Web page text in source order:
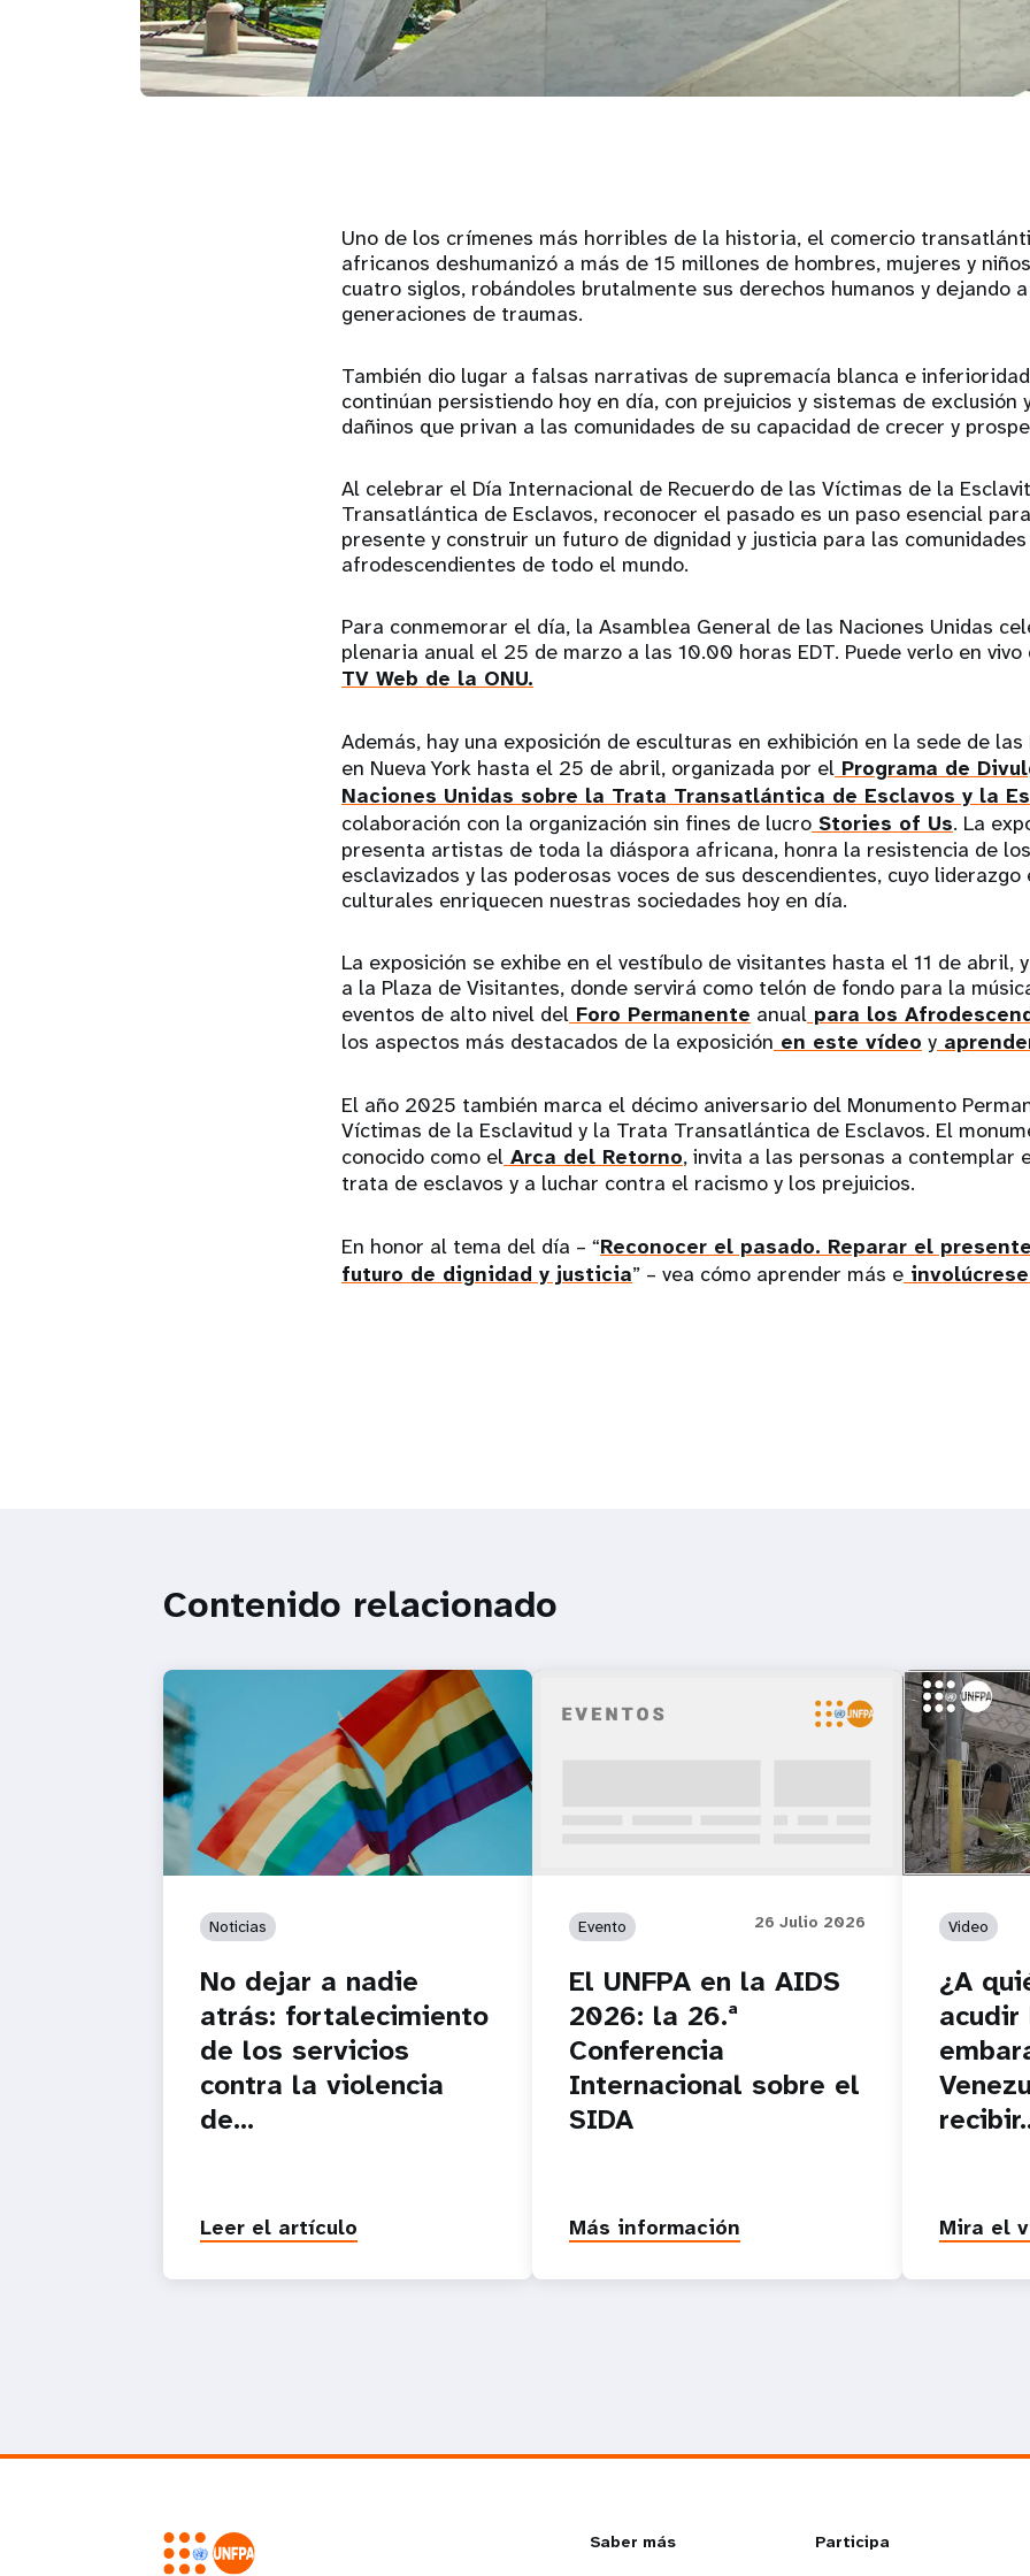
Uno de los crímenes más horribles de la historia, el comercio
africanos deshumanizó a más de 15 millones de hombres, mujeres y
cuatro siglos, robándoles brutalmente sus derechos humanos y dejando
generaciones de traumas.
También dio lugar a falsas narrativas de supremacía blanca e
continúan persistiendo hoy en día, con prejuicios y sistemas de exclusión
dañinos que privan a las comunidades de su capacidad de crecer y
Al celebrar el Día Internacional de Recuerdo de las Víctimas de la
Transatlántica de Esclavos, reconocer el pasado es un paso esencial
presente y construir un futuro de dignidad y justicia para las comunidades
afrodescendientes de todo el mundo.
Para conmemorar el día, la Asamblea General de las Naciones Unidas
plenaria anual el 25 de marzo a las 10.00 horas EDT. Puede verlo en
TV Web de la ONU.
Además, hay una exposición de esculturas en exhibición en la sede de las
en Nueva York hasta el 25 de abril, organizada por el Programa de
Naciones Unidas sobre la Trata Transatlántica de Esclavos y la
colaboración con la organización sin fines de lucro Stories of Us. La
presenta artistas de toda la diáspora africana, honra la resistencia de
esclavizados y las poderosas voces de sus descendientes, cuyo liderazgo
culturales enriquecen nuestras sociedades hoy en día.
La exposición se exhibe en el vestíbulo de visitantes hasta el 11 de abril,
a la Plaza de Visitantes, donde servirá como telón de fondo para la
eventos de alto nivel del Foro Permanente anual para los
los aspectos más destacados de la exposición en este vídeo y
El año 2025 también marca el décimo aniversario del Monumento
Víctimas de la Esclavitud y la Trata Transatlántica de Esclavos. El
conocido como el Arca del Retorno, invita a las personas a contemplar
trata de esclavos y a luchar contra el racismo y los prejuicios.
En honor al tema del día – “Reconocer el pasado. Reparar el
futuro de dignidad y justicia” – vea cómo aprender más e
Contenido relacionado
Noticias
No dejar a nadie
atrás: fortalecimiento
de los servicios
contra la violencia
de...
Leer el artículo
Evento 26 Julio 2026
El UNFPA en la AIDS
2026: la 26.ª
Conferencia
Internacional sobre el
SIDA
Más información
https://
¿A quién
recibir...
Video
¿A
acudir
Mira el
L
Saber más G
Participa